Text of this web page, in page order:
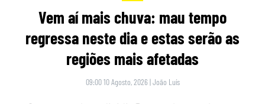
Vem aí mais chuva: mau tempo
regressa neste dia e estas serão as
regiões mais afetadas
09:00 10 Agosto, 2026 |João Luís